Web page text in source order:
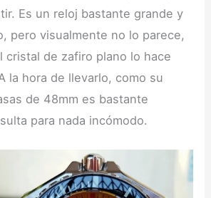
Es un reloj bastante grande y
pero visualmente no lo parece,
cristal de zafiro plano lo hace
la hora de llevarlo, como su
de 48mm es bastante
para nada incómodo.